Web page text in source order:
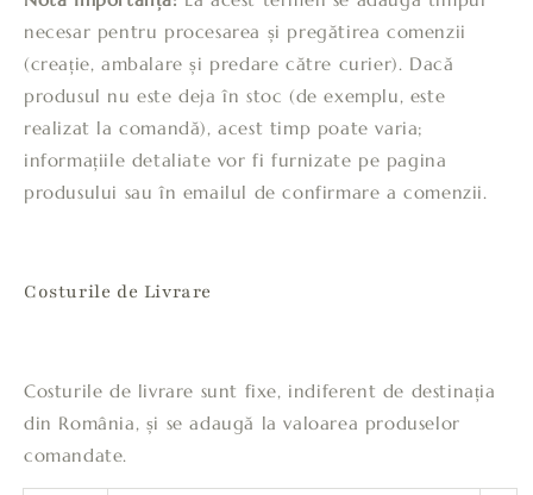
necesar pentru procesarea și pregătirea comenzii
(creație, ambalare și predare către curier). Dacă
produsul nu este deja în stoc (de exemplu, este
realizat la comandă), acest timp poate varia;
informațiile detaliate vor fi furnizate pe pagina
produsului sau în emailul de confirmare a comenzii.
Costurile de Livrare
Costurile de livrare sunt fixe, indiferent de destinația
din România, și se adaugă la valoarea produselor
comandate.